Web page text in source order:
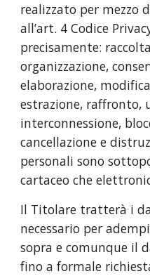
realizzato per mezzo
all’art. 4 Codice
precisamente:
organizzazione,
elaborazione,
estrazione, raffronto,
interconnessione,
cancellazione e
personali sono
cartaceo che
Il Titolare tratterà i
necessario per
sopra e comunque il
fino a formale